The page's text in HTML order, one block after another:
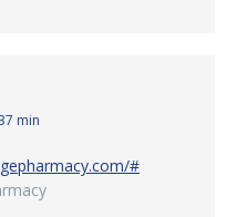
min
#